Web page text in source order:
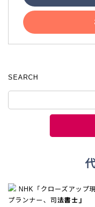
SEARCH
NHK「クローズアップ
プランナー、司法書士」